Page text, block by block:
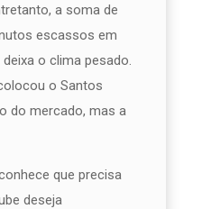
a soma de
escassos em
o clima pesado.
o Santos
do mercado, mas a
que precisa
deseja